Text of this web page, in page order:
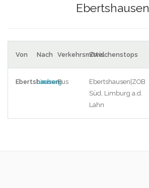
Ebertshausen
Von Nach VerkehrsmittelZwischenstops
Ebertshausen
LimburgBus
Ebertshausen|ZOB
Süd, Limburg a.d.
Lahn